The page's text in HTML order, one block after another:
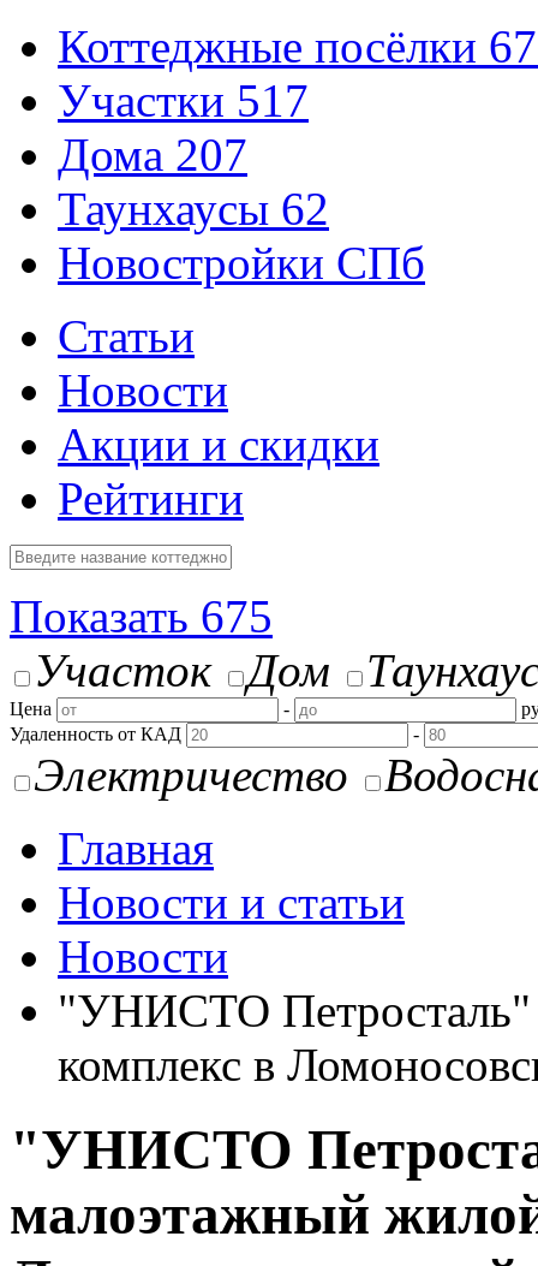
Коттеджные посёлки
Участки 517
Дома 207
Таунхаусы 62
Новостройки СПб
Статьи
Новости
Акции и скидки
Рейтинги
Показать 675
Участок
Дом
Цена -
Удаленность от КАД
-
Электричество
Главная
Новости и статьи
Новости
"УНИСТО Петросталь"
комплекс в
"УНИСТО
малоэтажный